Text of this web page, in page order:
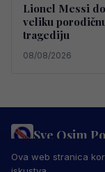
Lionel Messi
veliku
tragediju
08/08/2026
Sve Osim
PRAVILA
IMPRESSUM
Ova web stranica